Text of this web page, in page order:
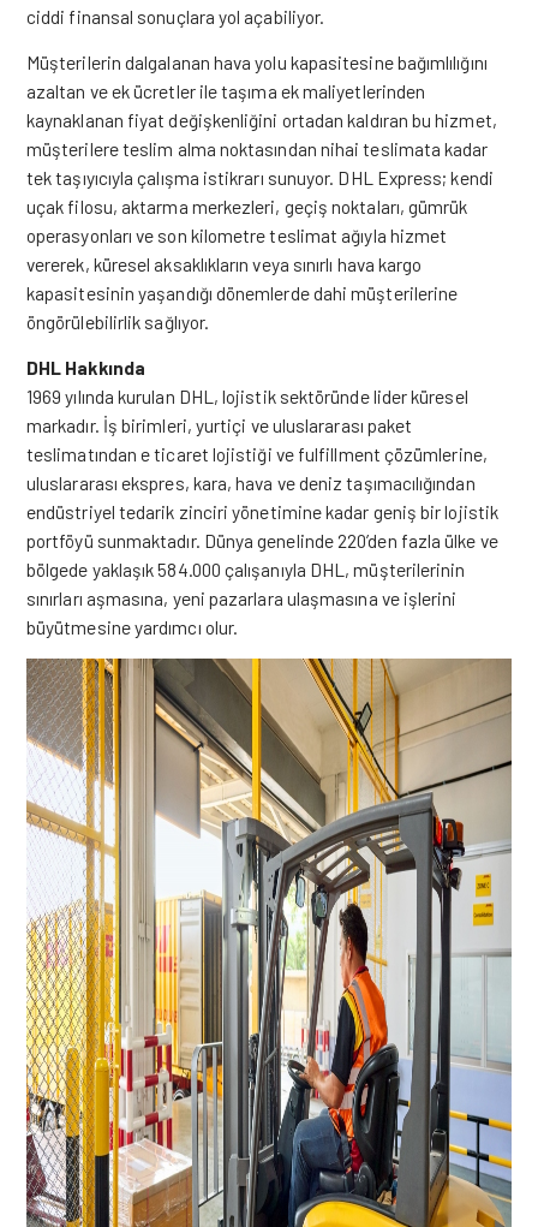
ciddi finansal sonuçlara yol açabiliyor.
Müşterilerin dalgalanan hava yolu kapasitesine bağımlılığını
azaltan ve ek ücretler ile taşıma ek maliyetlerinden
kaynaklanan fiyat değişkenliğini ortadan kaldıran bu hizmet,
müşterilere teslim alma noktasından nihai teslimata kadar
tek taşıyıcıyla çalışma istikrarı sunuyor. DHL Express; kendi
uçak filosu, aktarma merkezleri, geçiş noktaları, gümrük
operasyonları ve son kilometre teslimat ağıyla hizmet
vererek, küresel aksaklıkların veya sınırlı hava kargo
kapasitesinin yaşandığı dönemlerde dahi müşterilerine
öngörülebilirlik sağlıyor.
DHL Hakkında
1969 yılında kurulan DHL, lojistik sektöründe lider küresel
markadır. İş birimleri, yurtiçi ve uluslararası paket
teslimatından e ticaret lojistiği ve fulfillment çözümlerine,
uluslararası ekspres, kara, hava ve deniz taşımacılığından
endüstriyel tedarik zinciri yönetimine kadar geniş bir lojistik
portföyü sunmaktadır. Dünya genelinde 220’den fazla ülke ve
bölgede yaklaşık 584.000 çalışanıyla DHL, müşterilerinin
sınırları aşmasına, yeni pazarlara ulaşmasına ve işlerini
büyütmesine yardımcı olur.